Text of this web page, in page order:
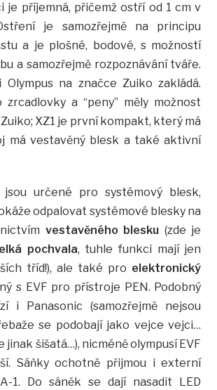
je příjemná, přičemž ostří od 1 cm v
je samozřejmě na principu
a je plošné, bodové, s možností
a samozřejmě rozpoznávání tváře.
Olympus na značce Zuiko zakládá.
a “peny” měly možnost
XZ1 je první kompakt, který má
má vestavěný blesk a také aktivní
určené pro systémový blesk,
odpalovat systémové blesky na
vestavěného blesku (zde je
pochvala, tuhle funkci mají jen
tříd!), ale také pro elektronický
s EVF pro přístroje PEN. Podobný
i Panasonic (samozřejmě nejsou
se podobají jako vejce vejci…
jinak šišatá…), nicméně olympusí EVF
Sáňky ochotně přijmou i externí
1. Do sáněk se dají nasadit LED